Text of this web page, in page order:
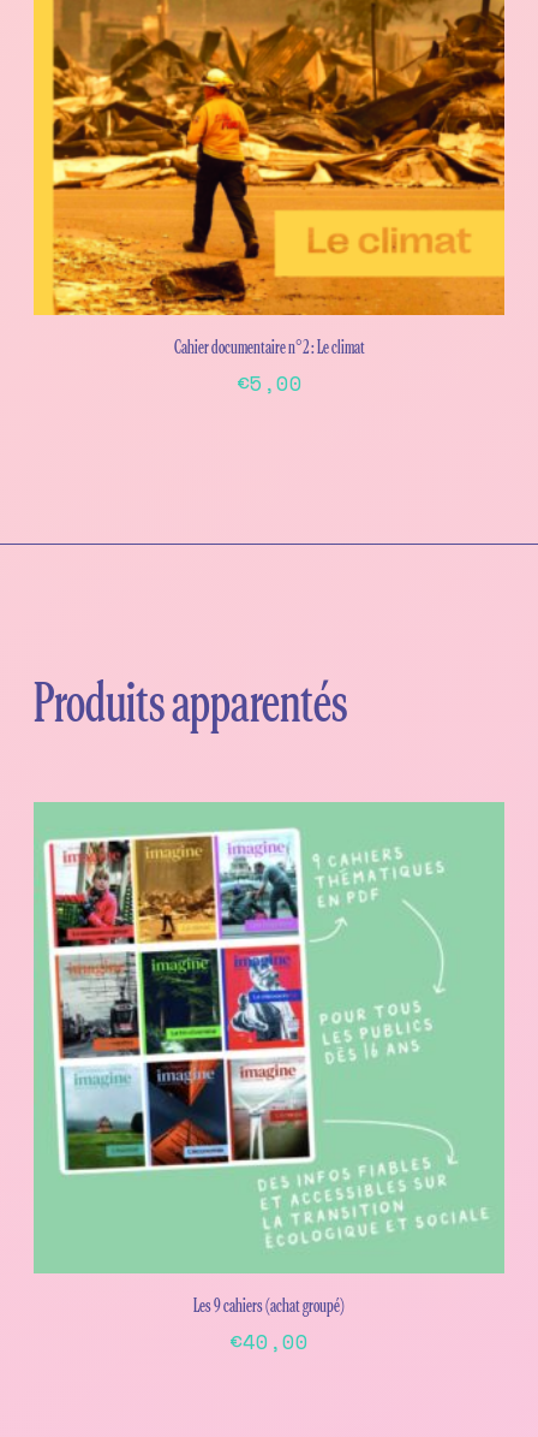
Cahier documentaire n°2 : Le climat
€5,00
Produits apparentés
Les 9 cahiers (achat groupé)
€40,00